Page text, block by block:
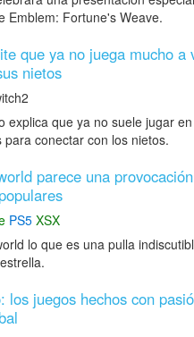
Emblem: Fortune's Weave.
que ya no juega mucho a
nietos
explica que ya no suele jugar
conectar con los nietos.
parece una
PS5 XSX
lo que es una pulla
los juegos hechos con